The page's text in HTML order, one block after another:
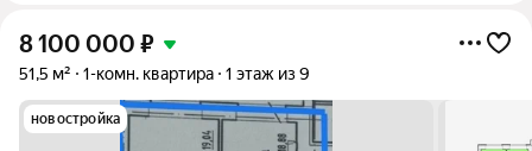
8 100 000 ₽
51,5 м² 1-комн. квартира 1 этаж из 9
новостройка